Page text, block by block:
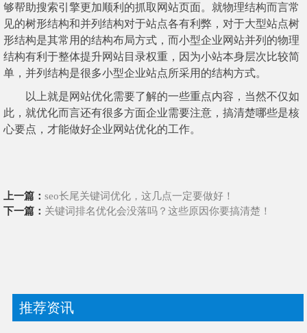
够帮助搜索引擎更加顺利的抓取网站页面。就物理结构而言常
见的树形结构和并列结构对于站点各有利弊，对于大型站点树
形结构是其常用的结构布局方式，而小型企业网站并列的物理
结构有利于整体提升网站目录权重，因为小站本身层次比较简
单，并列结构是很多小型企业站点所采用的结构方式。
以上就是网站优化需要了解的一些重点内容，当然不仅如
此，就优化而言还有很多方面企业需要注意，搞清楚哪些是核
心要点，才能做好企业网站优化的工作。
上一篇： seo长尾关键词优化，这几点一定要做好！
下一篇： 关键词排名优化会没落吗？这些原因你要搞清楚！
推荐资讯